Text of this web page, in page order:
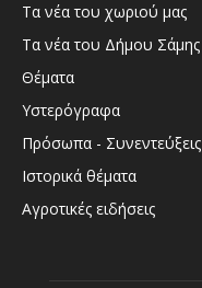
Τα νέα του χωριού μας
Τα νέα του Δήμου Σάμης
Θέματα
Υστερόγραφα
Πρόσωπα - Συνεντεύξεις
Ιστορικά θέματα
Αγροτικές ειδήσεις